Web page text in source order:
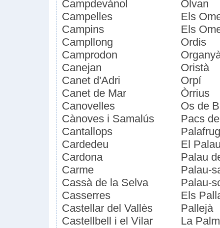
Campdevànol
Campelles
Campins
Campllong
Camprodon
Canejan
Canet d'Adri
Canet de Mar
Canovelles
Cànoves i Samalús
Cantallops
Cardedeu
Cardona
Carme
Cassà de la Selva
Casserres
Castellar del Vallès
Castellbell i el Vilar
Olvan
Els
Els
Ordis
Oristà
Orpí
Òrrius
Os de
Pacs
El
Palau
Palau-
Palau-
Els
Pallejà
La